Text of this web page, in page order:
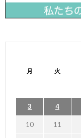
月 火
3 4
10 11